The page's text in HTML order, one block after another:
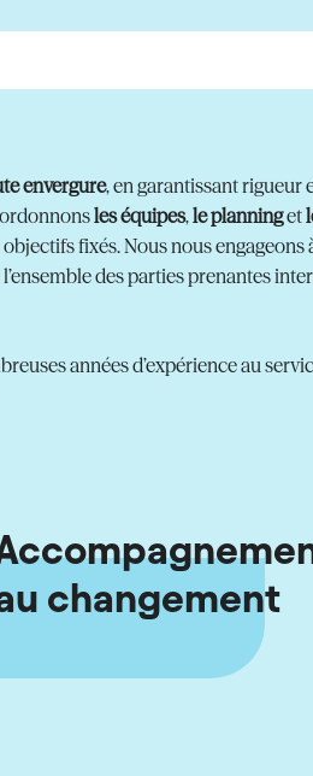
envergure, en garantissant rigueur
les équipes,le planninget
fixés. Nous nous engageons
des parties prenantes
années d’expérience au
changement